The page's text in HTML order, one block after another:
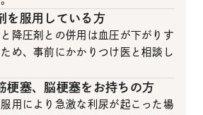
を服用している方
降圧剤との併用は血圧が下がりす
め、事前にかかりつけ医と相談し
梗塞、脳梗塞をお持ちの方
用により急激な利尿が起こった場